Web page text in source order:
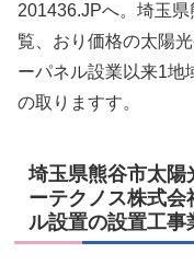
201436.JPへ。埼玉
覧、おり価格の太陽
ーパネル設業以来1地
の取りますす。
埼玉県熊谷市太陽
ーテクノス株式会
ル設置の設置工事